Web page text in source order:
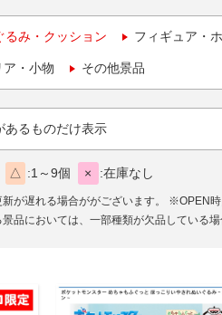
るみ・クッション フィギュア・
・小物 その他景品
あるものだけ表示
△ 1～9個 × 在庫なし
が遅れる場合ががございます。
※OPEN時
品においては、一部種類が欠品している場